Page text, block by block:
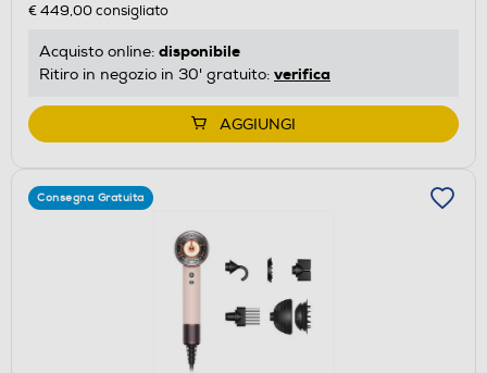
€ 449,00consigliato
Acquisto online: disponibile
Ritiro in negozio in 30' gratuito: verifica
AGGIUNGI
Consegna Gratuita